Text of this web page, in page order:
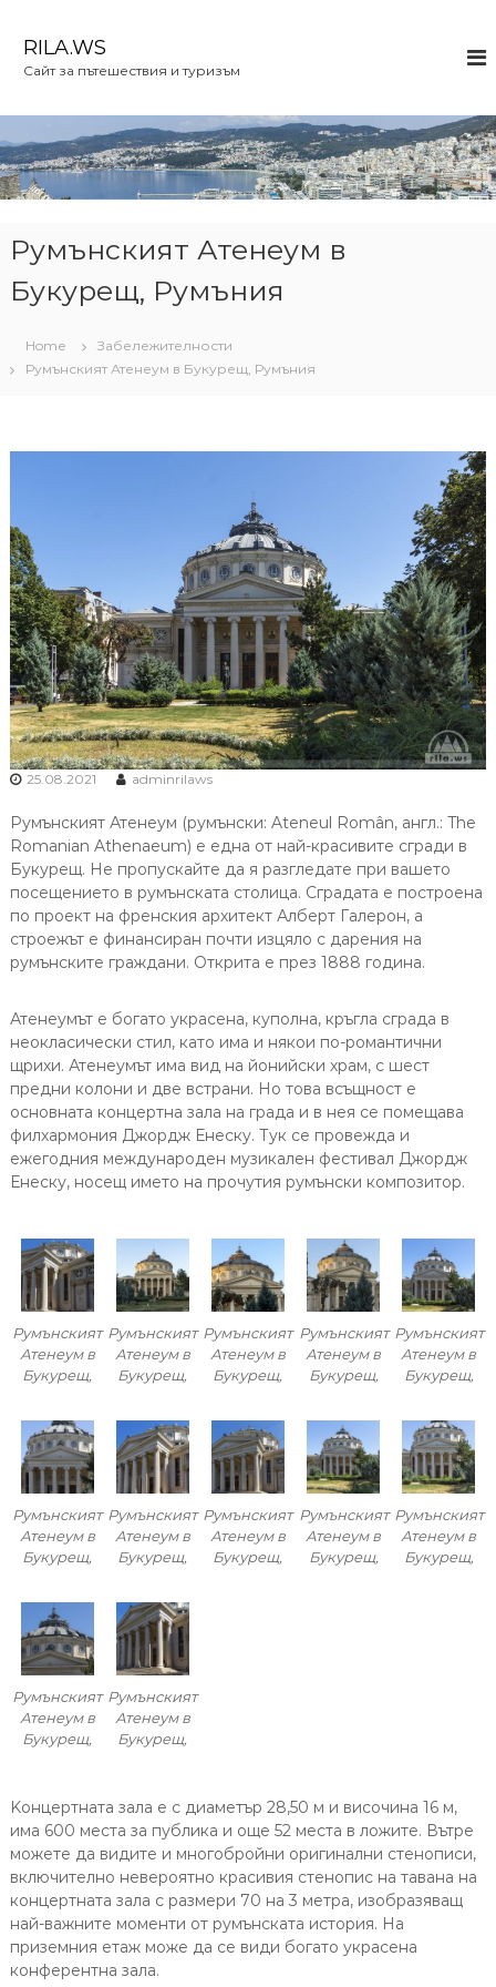
c
o
n
RILA.WS
Сайт за пътешествия и туризъм
Румънският Атенеум в
Букурещ, Румъния
Home
Забележителности
Румънският Атенеум в Букурещ, Румъния
25.08.2021 adminrilaws
Румънският Атенеум (румънски: Ateneul Român, англ.: The
Romanian Athenaeum) е една от най-красивите сгради в
Букурещ. Не пропускайте да я разгледате при вашето
посещението в румънската столица. Сградата е построена
по проект на френския архитект Алберт Галерон, а
строежът е финансиран почти изцяло с дарения на
румънските граждани. Открита е през 1888 година.
Атенеумът е богато украсена, куполна, кръгла сграда в
неокласически стил, като има и някои по-романтични
щрихи. Атенеумът има вид на йонийски храм, с шест
предни колони и две встрани. Но това всъщност е
основната концертна зала на града и в нея се помещава
филхармония Джордж Енеску. Тук се провежда и
ежегодния международен музикален фестивал Джордж
Енеску, носещ името на прочутия румънски композитор.
Румънският
Атенеум в
Букурещ,
Румънският
Атенеум в
Букурещ,
Румънският
Атенеум в
Букурещ,
Румънският
Атенеум в
Букурещ,
Румънският
Атенеум в
Букурещ,
Румънският
Атенеум в
Букурещ,
Румънският
Атенеум в
Букурещ,
Румънският
Атенеум в
Букурещ,
Румънският
Атенеум в
Букурещ,
Румънският
Атенеум в
Букурещ,
Румънският
Атенеум в
Букурещ,
Румънският
Атенеум в
Букурещ,
Kонцертната зала е с диаметър 28,50 м и височина 16 м,
има 600 места за публика и още 52 места в ложите. Вътре
можете да видите и многобройни оригинални стенописи,
включително невероятно красивия стенопис на тавана на
концертната зала с размери 70 на 3 метра, изобразяващ
най-важните моменти от румънската история. На
приземния етаж може да се види богато украсена
конферентна зала.